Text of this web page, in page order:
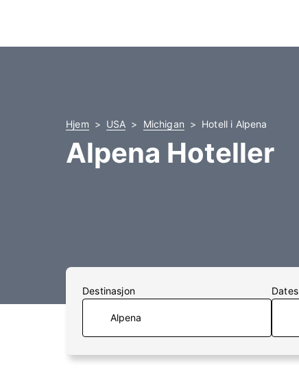
Hjem USA Michigan Hotell i Alpena
Alpena Hoteller
Destinasjon Dates